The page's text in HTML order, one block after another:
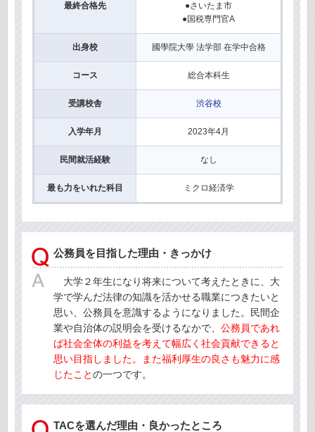
最終合格先
●さいたま市
●国税専門官A
出身校 國學院大學 法学部 在学中合格
コース 総合本科生
受講校舎 渋谷校
入学年月 2023年4月
民間就活経験 なし
最も力をいれた科目 ミクロ経済学
公務員を目指した理由・きっかけ
大学２年生になり将来について考えたときに、大
学で学んだ法律の知識を活かせる職業につきたいと
思い、公務員を意識するようになりました。民間企
業や自治体の説明会を受けるなかで、 公務員であれ
ば社会全体の利益を考えて幅広く社会貢献できると
思い目指しました。また福利厚生の良さも魅力に感
じたことの一つです。
TACを選んだ理由・良かったところ